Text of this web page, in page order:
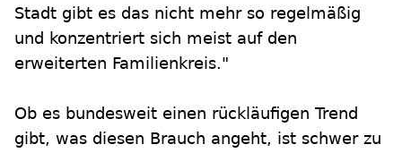
Stadt gibt es das nicht mehr so regelmäßig
und konzentriert sich meist auf den
erweiterten Familienkreis."
Ob es bundesweit einen rückläufigen Trend
gibt, was diesen Brauch angeht, ist schwer zu